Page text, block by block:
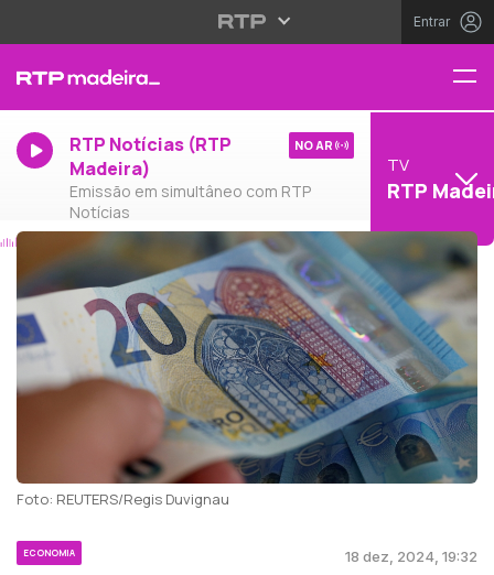
Entrar
RTP Notícias (RTP
Madeira)
Emissão em simultâneo com RTP
Notícias
NO AR
TV
RTP
Foto: REUTERS/Regis Duvignau
ECONOMIA 18 dez, 2024, 19:32